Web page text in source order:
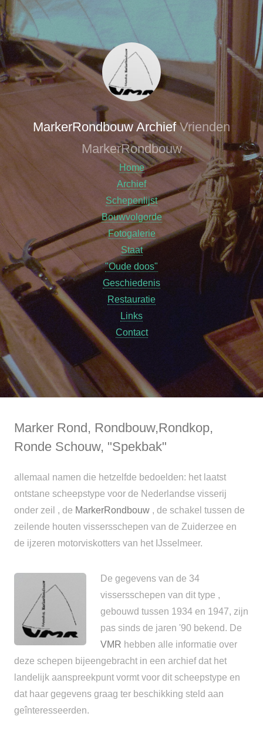
MarkerRondbouw ArchiefVrienden
MarkerRondbouw
Home
Archief
Schepenlijst
Bouwvolgorde
Fotogalerie
Staat
"Oude doos"
Geschiedenis
Restauratie
Links
Contact
Marker Rond, Rondbouw,Rondkop,
Ronde Schouw, "Spekbak"
allemaal namen die hetzelfde bedoelden: het laatst
ontstane scheepstype voor de Nederlandse visserij
onder zeil , de MarkerRondbouw , de schakel tussen de
zeilende houten vissersschepen van de Zuiderzee en
de ijzeren motorviskotters van het IJsselmeer.
De gegevens van de 34
vissersschepen van dit type ,
gebouwd tussen 1934 en 1947, zijn
pas sinds de jaren '90 bekend. De
VMR hebben alle informatie over
deze schepen bijeengebracht in een archief dat het
landelijk aanspreekpunt vormt voor dit scheepstype en
dat haar gegevens graag ter beschikking steld aan
geînteresseerden.